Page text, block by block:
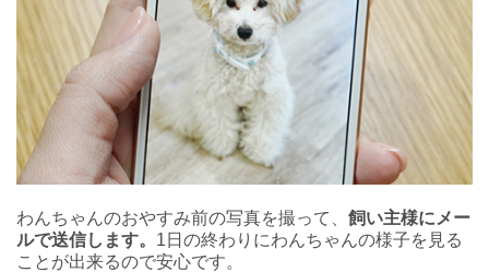
わんちゃんのおやすみ前の写真を撮って、 飼い主様にメー
ルで送信します。 1日の終わりにわんちゃんの様子を見る
ことが出来るので安心です。